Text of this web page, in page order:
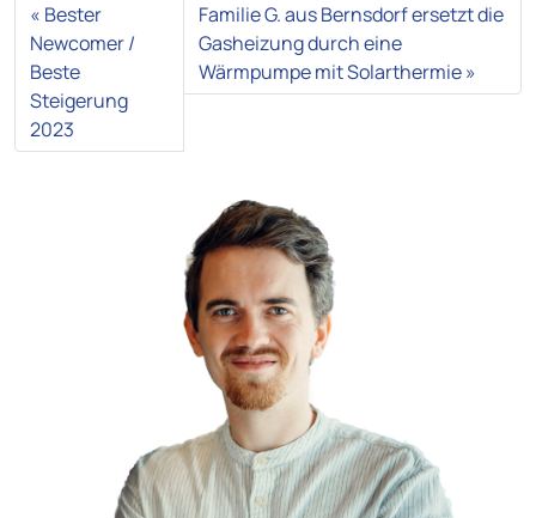
Bester
Newcomer /
Beste
Steigerung
2023
Familie G. aus Bernsdorf ersetzt die
Gasheizung durch eine
Wärmpumpe mit Solarthermie